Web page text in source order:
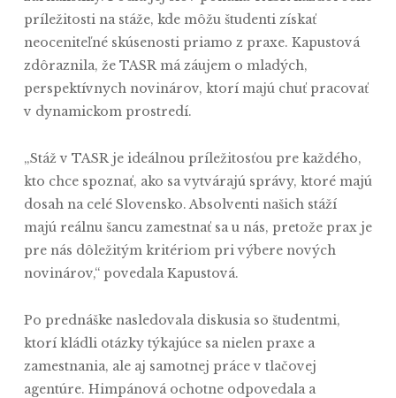
príležitosti na stáže, kde môžu študenti získať
neoceniteľné skúsenosti priamo z praxe. Kapustová
zdôraznila, že TASR má záujem o mladých,
perspektívnych novinárov, ktorí majú chuť pracovať
v dynamickom prostredí.
„Stáž v TASR je ideálnou príležitosťou pre každého,
kto chce spoznať, ako sa vytvárajú správy, ktoré majú
dosah na celé Slovensko. Absolventi našich stáží
majú reálnu šancu zamestnať sa u nás, pretože prax je
pre nás dôležitým kritériom pri výbere nových
novinárov,“ povedala Kapustová.
Po prednáške nasledovala diskusia so študentmi,
ktorí kládli otázky týkajúce sa nielen praxe a
zamestnania, ale aj samotnej práce v tlačovej
agentúre. Himpánová ochotne odpovedala a